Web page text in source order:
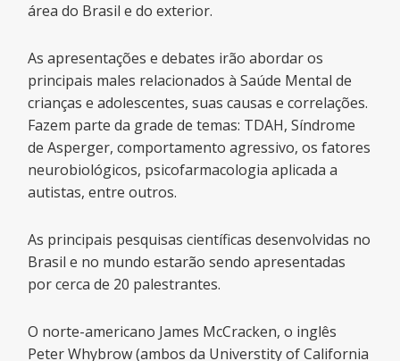
área do Brasil e do exterior.
As apresentações e debates irão abordar os
principais males relacionados à Saúde Mental de
crianças e adolescentes, suas causas e correlações.
Fazem parte da grade de temas: TDAH, Síndrome
de Asperger, comportamento agressivo, os fatores
neurobiológicos, psicofarmacologia aplicada a
autistas, entre outros.
As principais pesquisas científicas desenvolvidas no
Brasil e no mundo estarão sendo apresentadas
por cerca de 20 palestrantes.
O norte-americano James McCracken, o inglês
Peter Whybrow (ambos da Universtity of California